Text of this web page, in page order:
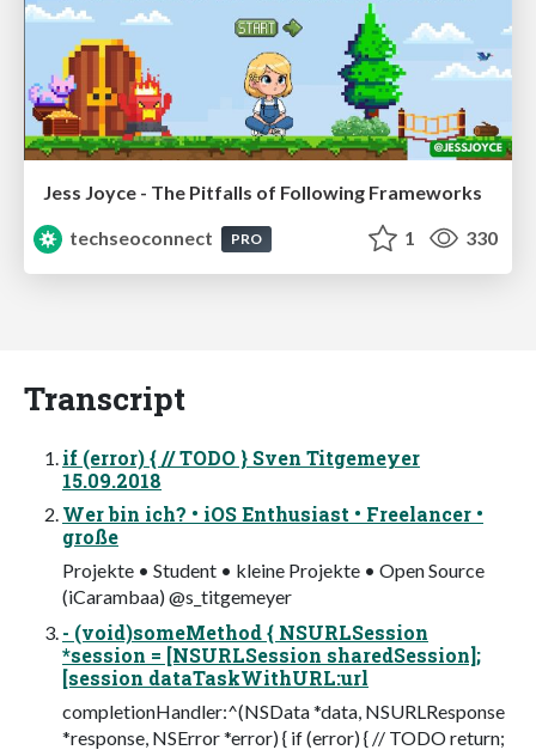
Jess Joyce - The Pitfalls of Following Frameworks
techseoconnect
PRO 1 330
Transcript
if (error) { // TODO } Sven Titgemeyer
15.09.2018
Wer bin ich? • iOS Enthusiast • Freelancer •
große
Projekte • Student • kleine Projekte • Open Source
(iCarambaa) @s_titgemeyer
- (void)someMethod { NSURLSession
*session = [NSURLSession sharedSession];
[session dataTaskWithURL:url
completionHandler:^(NSData *data, NSURLResponse
*response, NSError *error) { if (error) { // TODO return;